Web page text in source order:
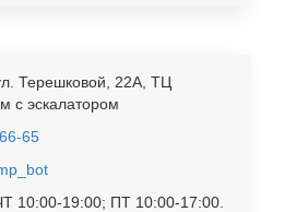
Терешковой, 22А, ТЦ
с эскалатором
65
10:00-19:00; ПТ 10:00-17:00.